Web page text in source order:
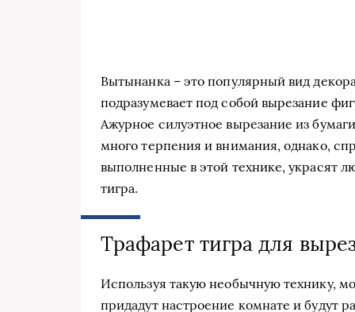
Вытынанка – это популярный вид
подразумевает под собой вырезание
Ажурное силуэтное вырезание из
много терпения и внимания, однако,
выполненные в этой технике, украсят
тигра.
Трафарет тигра для
Используя такую необычную технику,
придадут настроение комнате и будут